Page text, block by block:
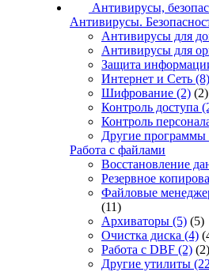
Антивирусы,
Антивирусы.
Антивирусы для
Антивирусы для
Защита
Интернет и Сеть (8)
Шифрование (2) (2)
Контроль доступа
Контроль
Другие программы
Работа с файлами
Восстановление
Резервное
Файловые
(11)
Архиваторы (5) (5)
Очистка диска (4)
Работа с DBF (2) (2)
Другие утилиты